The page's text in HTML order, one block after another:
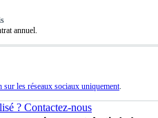
annuel.
sur les réseaux sociaux uniquement
? Contactez-nous